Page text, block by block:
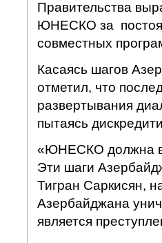
Правительства
ЮНЕСКО за
совместных
Касаясь шагов
отметил, что
развертывания
пытаясь
«ЮНЕСКО должна
Эти шаги
Тигран Саркисян,
Азербайджана
является